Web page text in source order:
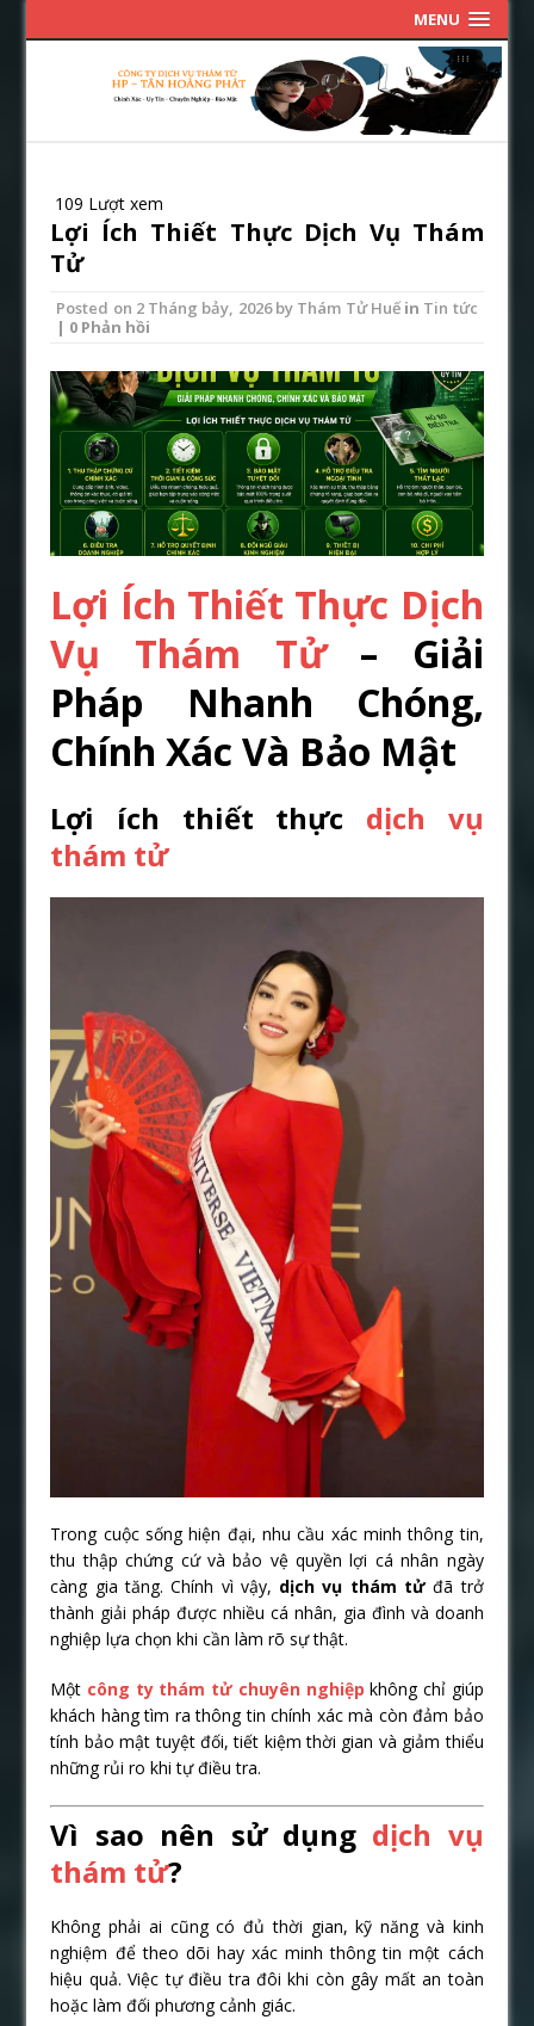
MENU
109 Lượt xem
Lợi Ích Thiết Thực Dịch Vụ Thám
Tử
Posted on 2 Tháng bảy, 2026by Thám Tử Huếin Tin tức
| 0 Phản hồi
Lợi Ích Thiết Thực Dịch
Vụ Thám Tử– Giải
Pháp Nhanh Chóng,
Chính Xác Và Bảo Mật
Lợi ích thiết thực dịch vụ
thám tử
Trong cuộc sống hiện đại, nhu cầu xác minh thông tin,
thu thập chứng cứ và bảo vệ quyền lợi cá nhân ngày
càng gia tăng. Chính vì vậy, dịch vụ thám tửđã trở
thành giải pháp được nhiều cá nhân, gia đình và doanh
nghiệp lựa chọn khi cần làm rõ sự thật.
Một công ty thám tử chuyên nghiệp không chỉ giúp
khách hàng tìm ra thông tin chính xác mà còn đảm bảo
tính bảo mật tuyệt đối, tiết kiệm thời gian và giảm thiểu
những rủi ro khi tự điều tra.
Vì sao nên sử dụng dịch vụ
thám tử?
Không phải ai cũng có đủ thời gian, kỹ năng và kinh
nghiệm để theo dõi hay xác minh thông tin một cách
hiệu quả. Việc tự điều tra đôi khi còn gây mất an toàn
hoặc làm đối phương cảnh giác.